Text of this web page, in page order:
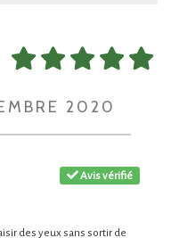
2020
Avis vérifié
des yeux sans sortir de